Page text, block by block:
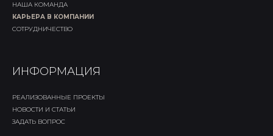
НАША КОМАНДА
КАРЬЕРА В КОМПАНИИ
СОТРУДНИЧЕСТВО
ИНФОРМАЦИЯ
РЕАЛИЗОВАННЫЕ ПРОЕКТЫ
НОВОСТИ И СТАТЬИ
ЗАДАТЬ ВОПРОС